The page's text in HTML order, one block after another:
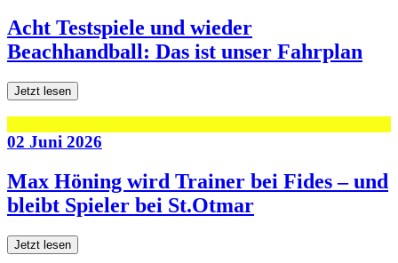
Acht Testspiele und wieder
Beachhandball: Das ist unser Fahrplan
Jetzt lesen
02 Juni 2026
Max Höning wird Trainer bei Fides – und
bleibt Spieler bei St.Otmar
Jetzt lesen